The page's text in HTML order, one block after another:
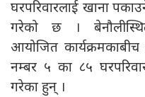
घरपरिवारलाई खाना
गरेको छ ।
आयोजित
नम्बर ५ का ८५
गरेका हुन् ।